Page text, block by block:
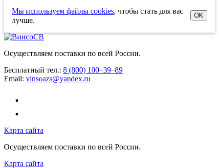
Мы используем файлы cookies, чтобы стать для вас
лучше.
OK
Осуществляем поставки по всей России.
Бесплатный тел.: 8 (800) 100–39–89
Email: vinsoazs@yandex.ru
Карта сайта
Осуществляем поставки по всей России.
Карта сайта